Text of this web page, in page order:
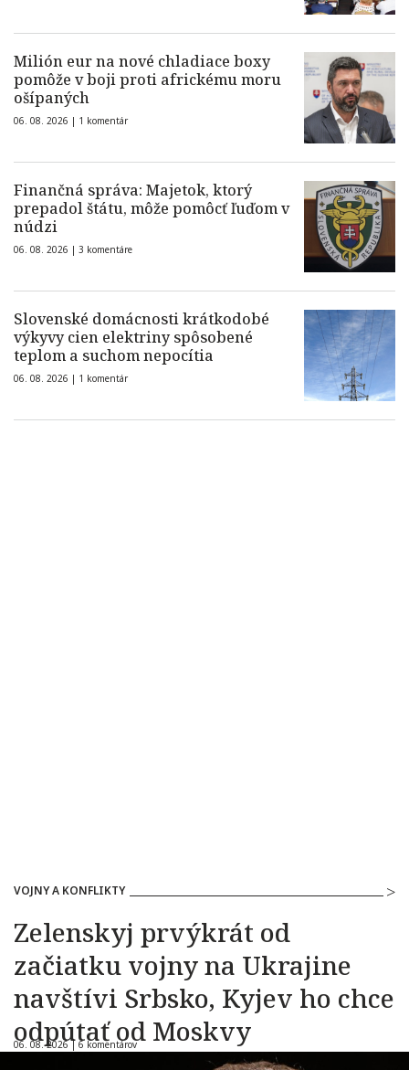
Milión eur na nové chladiace boxy
pomôže v boji proti africkému moru
ošípaných
06. 08. 2026 | 1 komentár
Finančná správa: Majetok, ktorý
prepadol štátu, môže pomôcť ľuďom v
núdzi
06. 08. 2026 | 3 komentáre
Slovenské domácnosti krátkodobé
výkyvy cien elektriny spôsobené
teplom a suchom nepocítia
06. 08. 2026 | 1 komentár
VOJNY A KONFLIKTY
Zelenskyj prvýkrát od
začiatku vojny na Ukrajine
navštívi Srbsko, Kyjev ho chce
odpútať od Moskvy
06. 08. 2026 | 6 komentárov